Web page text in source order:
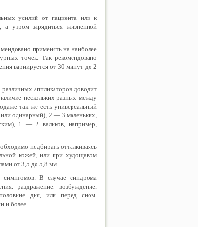
усилий от пациента или к
утром зарядиться жизненной
применять на наиболее
точек. Так рекомендовано
вариируется от 30 минут до 2
аппликаторов доводит
нескольких разных между
так же есть универсальный
или одинарный), 2 — 3 маленьких,
1 — 2 валиков, например,
подбирать отталкиваясь
кожей, или при худощавом
от 3,5 до 5,8 мм.
симптомов. В случае синдрома
раздражение, возбуждение,
половине дня, или перед сном.
и более.